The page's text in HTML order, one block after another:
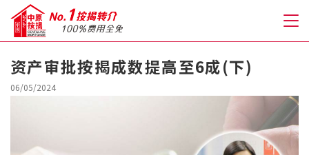
关于我们
资产审批按揭成数提高至6成(下)
06/05/2024